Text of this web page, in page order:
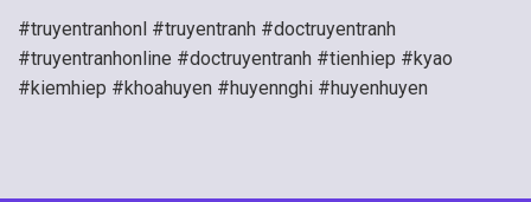
#truyentranhonl #truyentranh #doctruyentranh
#truyentranhonline #doctruyentranh #tienhiep #kyao
#kiemhiep #khoahuyen #huyennghi #huyenhuyen